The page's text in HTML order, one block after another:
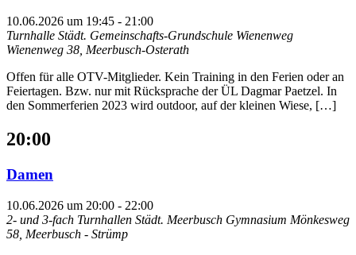
10.06.2026 um 19:45 - 21:00
Turnhalle Städt. Gemeinschafts-Grundschule Wienenweg
Wienenweg 38, Meerbusch-Osterath
Offen für alle OTV-Mitglieder. Kein Training in den Ferien oder an
Feiertagen. Bzw. nur mit Rücksprache der ÜL Dagmar Paetzel. In
den Sommerferien 2023 wird outdoor, auf der kleinen Wiese, […]
20:00
Damen
10.06.2026 um 20:00 - 22:00
2- und 3-fach Turnhallen Städt. Meerbusch Gymnasium Mönkesweg
58, Meerbusch - Strümp